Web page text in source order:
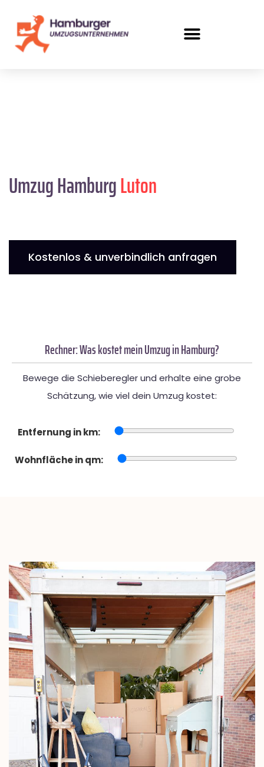
Umzug HamburgLuton
Kostenlos & unverbindlich anfragen
Rechner: Was kostet mein Umzug in Hamburg?
Bewege die Schieberegler und erhalte eine grobe
Schätzung, wie viel dein Umzug kostet:
Entfernung in km:
Wohnfläche in qm: